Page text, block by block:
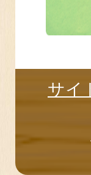
サイ